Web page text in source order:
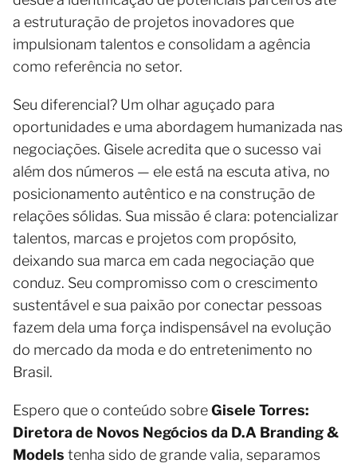
a estruturação de projetos inovadores que
impulsionam talentos e consolidam a agência
como referência no setor.
Seu diferencial? Um olhar aguçado para
oportunidades e uma abordagem humanizada nas
negociações. Gisele acredita que o sucesso vai
além dos números — ele está na escuta ativa, no
posicionamento autêntico e na construção de
relações sólidas. Sua missão é clara: potencializar
talentos, marcas e projetos com propósito,
deixando sua marca em cada negociação que
conduz. Seu compromisso com o crescimento
sustentável e sua paixão por conectar pessoas
fazem dela uma força indispensável na evolução
do mercado da moda e do entretenimento no
Brasil.
Espero que o conteúdo sobreGisele Torres:
Diretora de Novos Negócios da D.A Branding &
Models tenha sido de grande valia, separamos